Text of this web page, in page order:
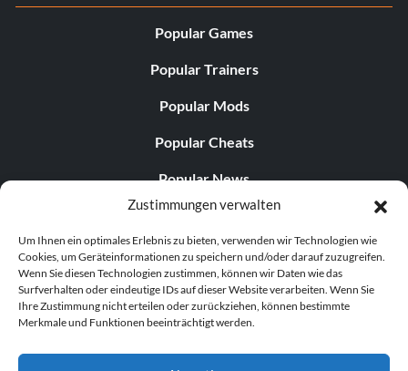
Zustimmungen verwalten
Um Ihnen ein optimales Erlebnis zu bieten, verwenden wir Technologien wie
Cookies, um Geräteinformationen zu speichern und/oder darauf zuzugreifen.
Wenn Sie diesen Technologien zustimmen, können wir Daten wie das
Surfverhalten oder eindeutige IDs auf dieser Website verarbeiten. Wenn Sie
Ihre Zustimmung nicht erteilen oder zurückziehen, können bestimmte
Merkmale und Funktionen beeinträchtigt werden.
Popular Games
Popular Trainers
Popular Mods
Popular Cheats
Popular News
Popular Editorials
Popular Free Games
LATEST UPDATES